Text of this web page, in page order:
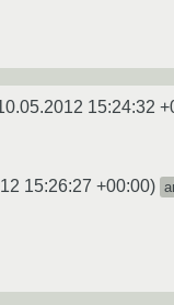
15:24:32
15:26:27 +00:00)